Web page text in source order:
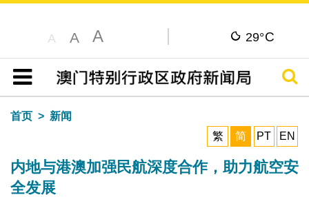
A A A 29°C
目录
搜寻
首页
新闻
繁
简 PT EN
内地与港澳加强民航深度合作，助力航空安
全发展